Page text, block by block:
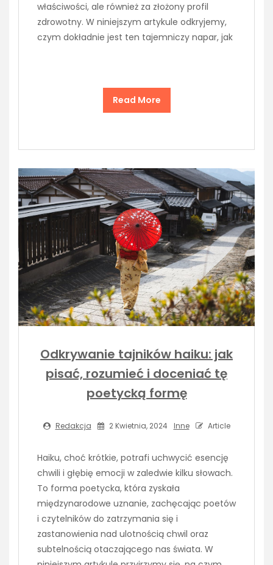
właściwości, ale również za złożony profil
zdrowotny. W niniejszym artykule odkryjemy,
czym dokładnie jest ten tajemniczy napar, jak
Read More
Odkrywanie tajników haiku: jak
pisać, rozumieć i doceniać tę
poetycką formę
Redakcja 2 Kwietnia, 2024 Inne Article
Haiku, choć krótkie, potrafi uchwycić esencję
chwili i głębię emocji w zaledwie kilku słowach.
To forma poetycka, która zyskała
międzynarodowe uznanie, zachęcając poetów
i czytelników do zatrzymania się i
zastanowienia nad ulotnością chwil oraz
subtelnością otaczającego nas świata. W